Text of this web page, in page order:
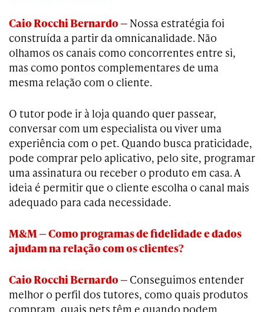
Caio Rocchi Bernardo — Nossa estratégia foi
construída a partir da omnicanalidade. Não
olhamos os canais como concorrentes entre si,
mas como pontos complementares de uma
mesma relação com o cliente.
O tutor pode ir à loja quando quer passear,
conversar com um especialista ou viver uma
experiência com o pet. Quando busca praticidade,
pode comprar pelo aplicativo, pelo site, programar
uma assinatura ou receber o produto em casa. A
ideia é permitir que o cliente escolha o canal mais
adequado para cada necessidade.
M&M — Como programas de fidelidade e dados
ajudam na relação com os clientes?
Caio Rocchi Bernardo — Conseguimos entender
melhor o perfil dos tutores, como quais produtos
compram, quais pets têm e quando podem